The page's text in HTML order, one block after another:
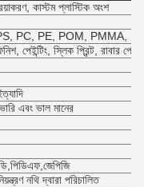
কাস্টম প্লাস্টিক অংশ
PC, PE, POM, PMMA,
পেইন্টিং, স্লিক প্রিন্ট, রাবার
এবং ভাল মানের
নথি দ্বারা পরিচালিত